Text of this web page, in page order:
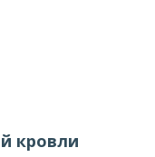
кровли